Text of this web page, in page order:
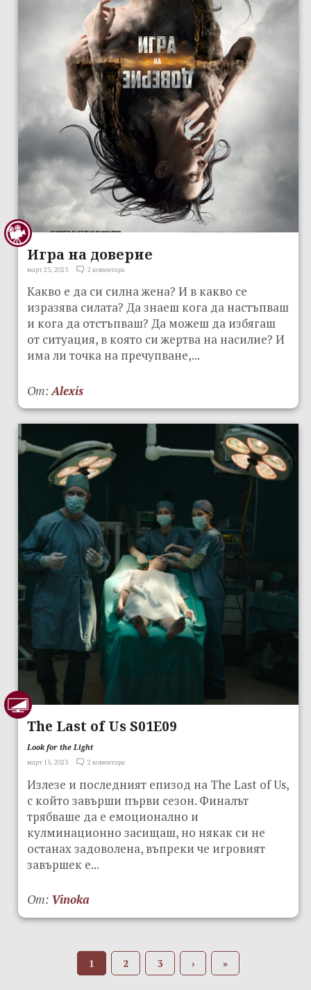
Игра на доверие
март 23, 2023 2 коментара
Какво е да си силна жена? И в какво се
изразява силата? Да знаеш кога да настъпваш
и кога да отстъпваш? Да можеш да избягаш
от ситуация, в която си жертва на насилие? И
има ли точка на пречупване,...
От:Alexis
The Last of Us S01E09
Look for the Light
март 15, 2023 2 коментара
Излезе и последният епизод на The Last of Us,
с който завърши първи сезон. Финалът
трябваше да е емоционално и
кулминационно засищаш, но някак си не
останах задоволена, въпреки че игровият
завършек е...
От: Vinoka
1 2 3 › »